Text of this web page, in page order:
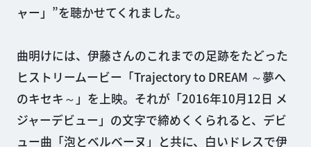
ャー」”を聴かせてくれました。
曲明けには、伊藤さんのこれまでの足跡をたどった
ヒストリームービー「Trajectory to DREAM ～夢へ
のキセキ～」を上映。それが「2016年10月12日 メ
ジャーデビュー」の文字で締めくくられると、デビ
ュー曲「泡とベルベーヌ」と共に、白いドレスで伊